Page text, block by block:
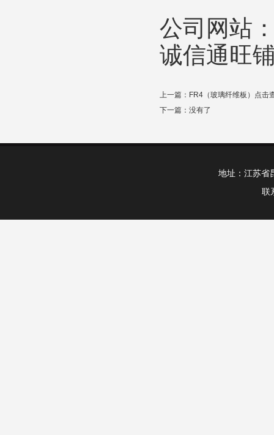
公司网站
诚信通旺
上一篇： FR4（玻璃纤维板）点击
下一篇：没有了
地址：江苏省
联